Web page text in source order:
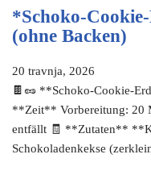
*Schoko-
(ohne Backen)
20 travnja, 2026
🍫🥜 **Schoko-Cookie-
**Zeit** Vorbereitung: 20
entfällt 🧾 **Zutaten**
Schokoladenkekse